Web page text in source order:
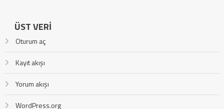
ÜST VERI
Oturum aç
Kayıt akışı
Yorum akışı
WordPress.org